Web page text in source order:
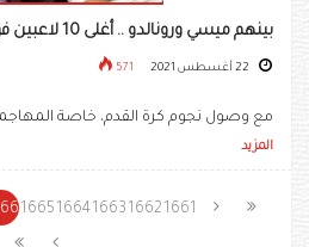
بينهم ميسي ورونالدو .. أغلى 10 لاعبين فوق سن الثلاثين
571
مع وصول نجوم كرة القدم، خاصة المهاجمين
المزيد
1661
1662
1663
1664
1665